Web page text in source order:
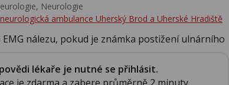
Neurologie
ambulance Uherský Brod a Uherské Hradiště
EMG nálezu, pokud je známka postižení ulnárního
lékaře je nutné se přihlásit.